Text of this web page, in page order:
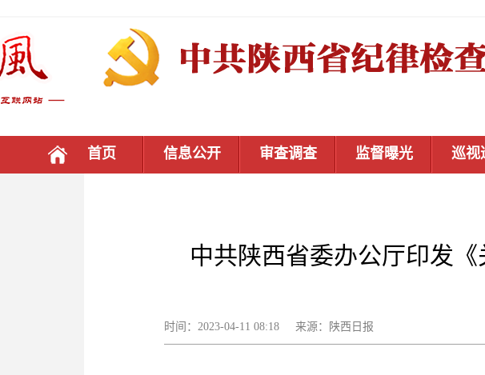
首页 信息公开 审查调查 监督曝光 巡视
中共陕西省委办公厅印发《
时间：2023-04-11 08:18 来源：陕西日报